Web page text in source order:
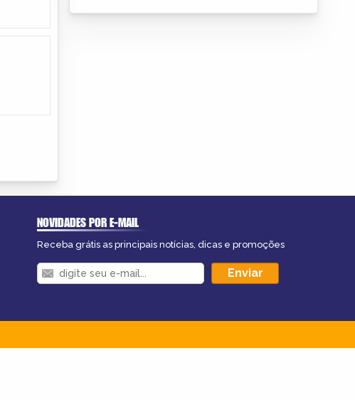
NOVIDADES POR E-MAIL
Receba grátis as principais notícias, dicas e promoções